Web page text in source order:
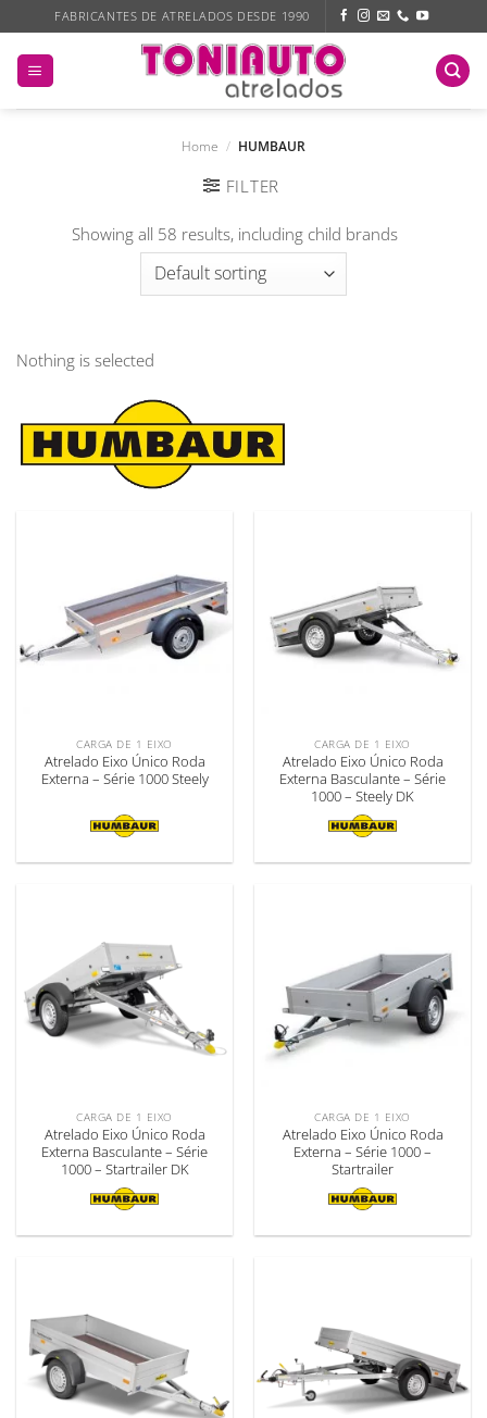
to
content
FABRICANTES DE ATRELADOS DESDE 1990
Home / HUMBAUR
FILTER
Showing all 58 results, including child brands
Nothing is selected
CARGA DE 1 EIXO
Atrelado Eixo Único Roda
Externa – Série 1000 Steely
CARGA DE 1 EIXO
Atrelado Eixo Único Roda
Externa Basculante – Série
1000 – Steely DK
CARGA DE 1 EIXO
Atrelado Eixo Único Roda
Externa Basculante – Série
1000 – Startrailer DK
CARGA DE 1 EIXO
Atrelado Eixo Único Roda
Externa – Série 1000 –
Startrailer